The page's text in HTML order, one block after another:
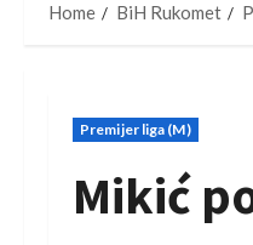
Home BiH Rukomet
Premijer liga (M)
Mikić